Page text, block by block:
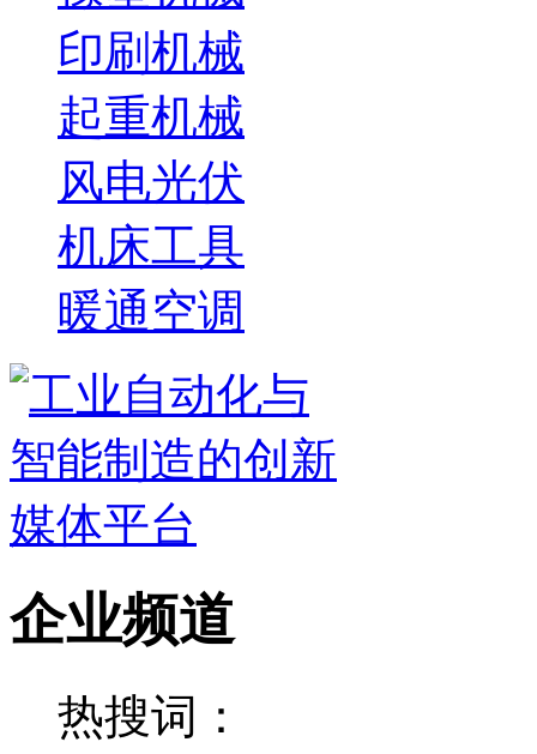
印刷机械
起重机械
风电光伏
机床工具
暖通空调
企业频道
热搜词：